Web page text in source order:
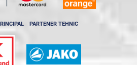
PARTENER TEHNIC